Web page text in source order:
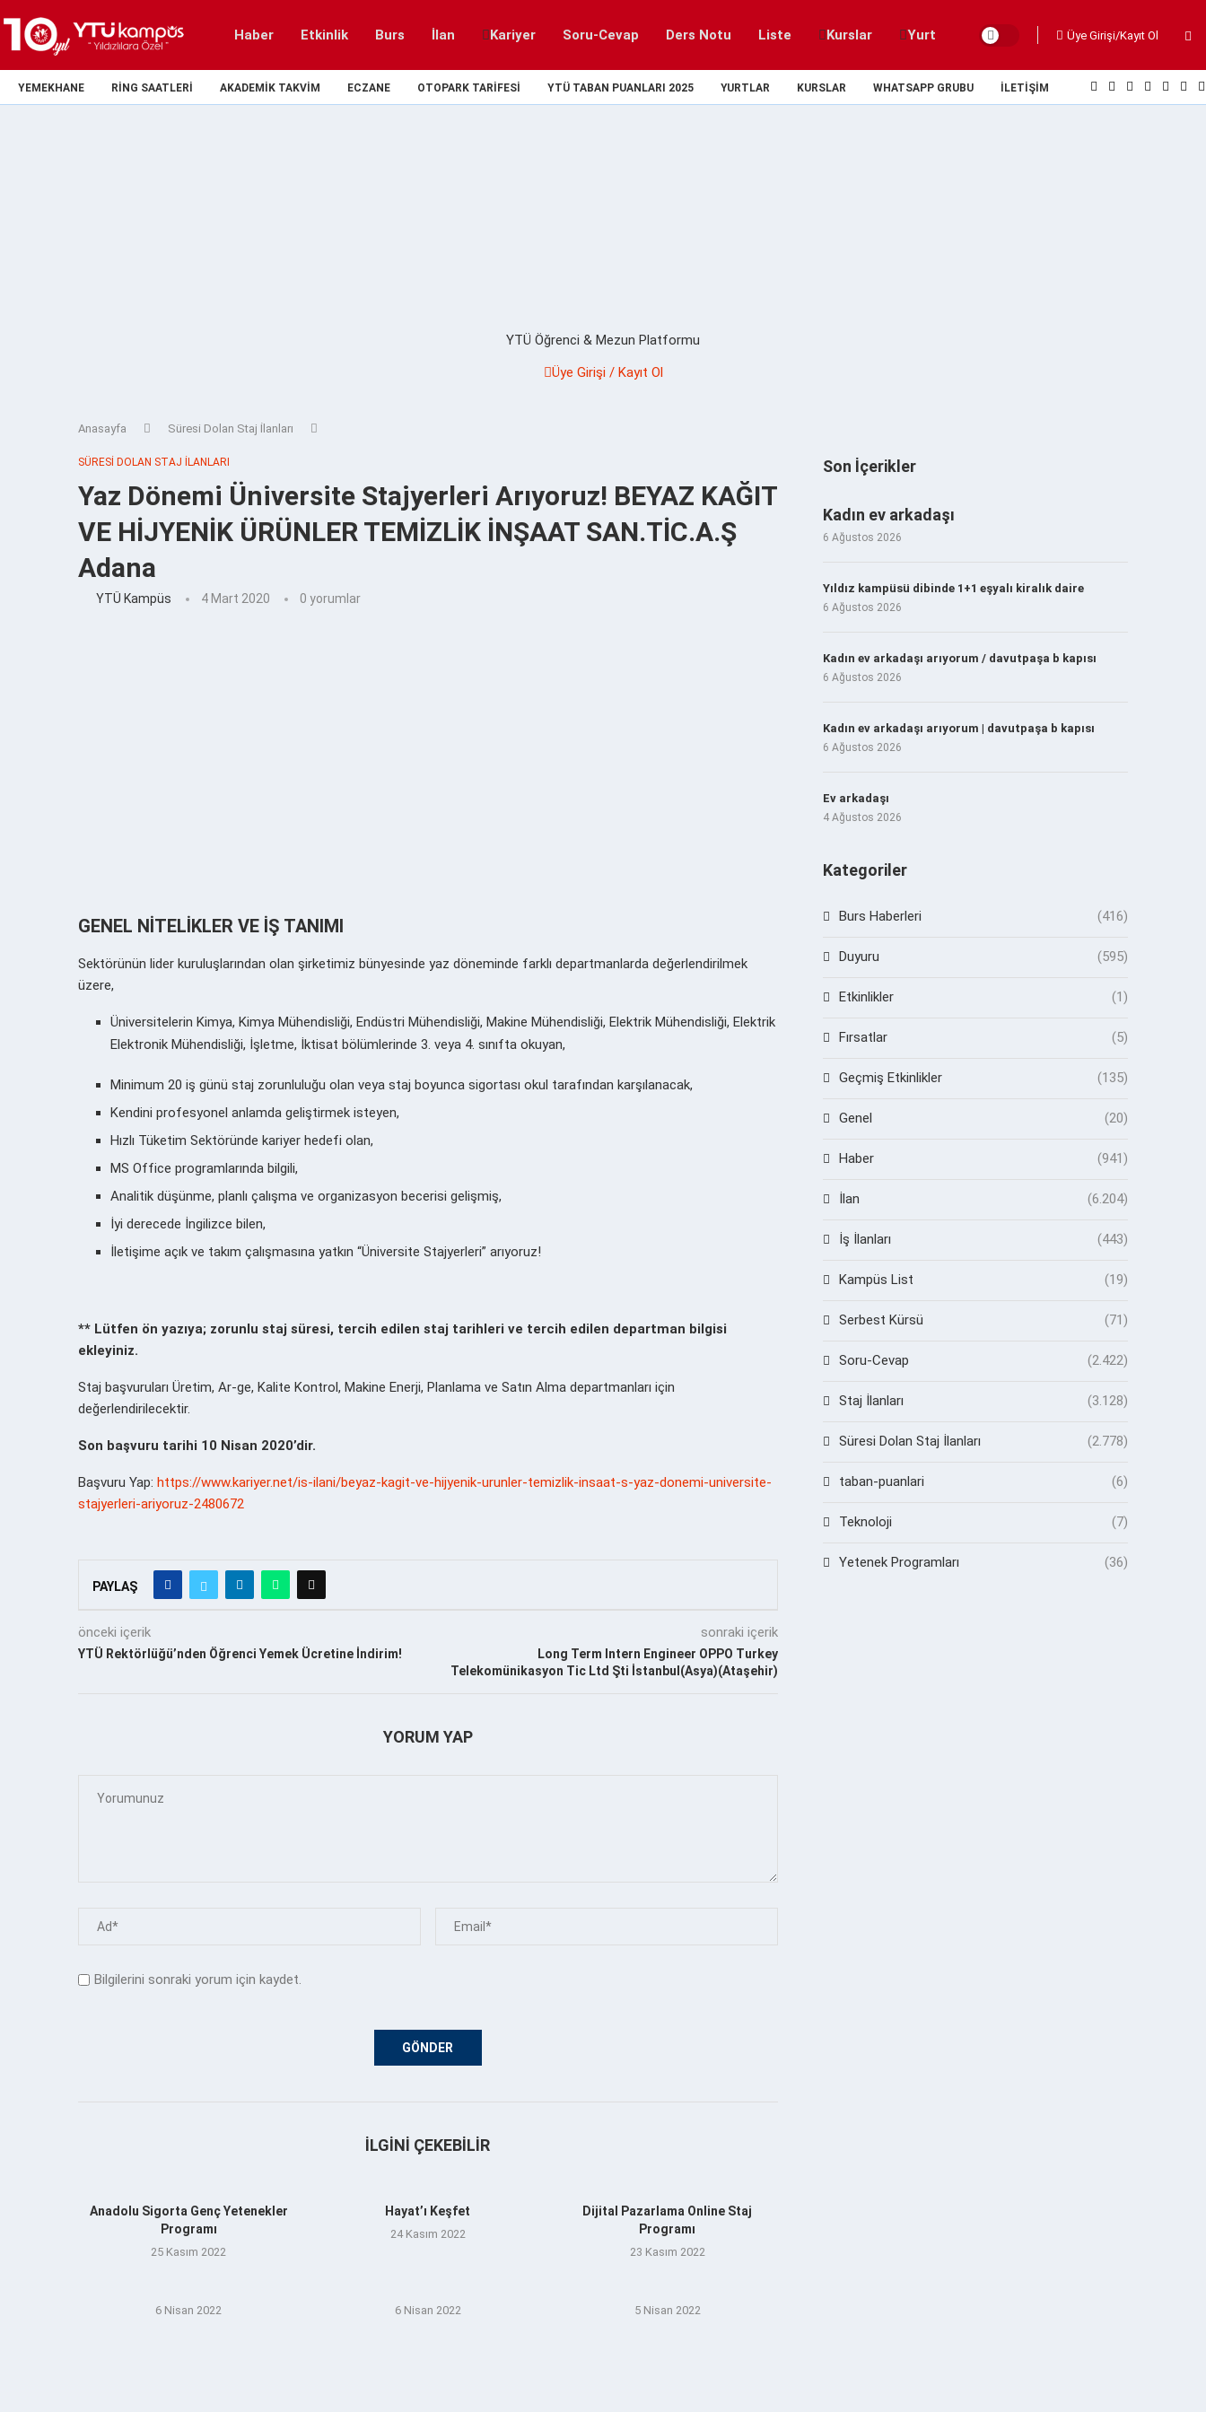
Haber Etkinlik Burs İlan Kariyer Soru-Cevap Ders Notu Liste Kurslar Yurt Üye Girişi/Kayıt Ol
YEMEKHANE RING SAATLERI AKADEMIK TAKVIM ECZANE OTOPARK TARIFESI YTÜ TABAN PUANLARI 2025 YURTLAR KURSLAR WHATSAPP GRUBU İLETIŞIM
YTÜ Öğrenci & Mezun Platformu
Üye Girişi / Kayıt Ol
Anasayfa Süresi Dolan Staj İlanları
SÜRESI DOLAN STAJ İLANLARI
Yaz Dönemi Üniversite Stajyerleri Arıyoruz! BEYAZ KAĞIT
VE HİJYENİK ÜRÜNLER TEMİZLİK İNŞAAT SAN.TİC.A.Ş
Adana
YTÜ Kampüs 4 Mart 2020 0 yorumlar
GENEL NİTELİKLER VE İŞ TANIMI
Sektörünün lider kuruluşlarından olan şirketimiz bünyesinde yaz döneminde farklı departmanlarda değerlendirilmek
üzere,
Üniversitelerin Kimya, Kimya Mühendisliği, Endüstri Mühendisliği, Makine Mühendisliği, Elektrik Mühendisliği, Elektrik
Elektronik Mühendisliği, İşletme, İktisat bölümlerinde 3. veya 4. sınıfta okuyan,
Minimum 20 iş günü staj zorunluluğu olan veya staj boyunca sigortası okul tarafından karşılanacak,
Kendini profesyonel anlamda geliştirmek isteyen,
Hızlı Tüketim Sektöründe kariyer hedefi olan,
MS Office programlarında bilgili,
Analitik düşünme, planlı çalışma ve organizasyon becerisi gelişmiş,
İyi derecede İngilizce bilen,
İletişime açık ve takım çalışmasına yatkın “Üniversite Stajyerleri” arıyoruz!
** Lütfen ön yazıya; zorunlu staj süresi, tercih edilen staj tarihleri ve tercih edilen departman bilgisi
ekleyiniz.
Staj başvuruları Üretim, Ar-ge, Kalite Kontrol, Makine Enerji, Planlama ve Satın Alma departmanları için
değerlendirilecektir.
Son başvuru tarihi 10 Nisan 2020’dir.
Başvuru Yap: https://www.kariyer.net/is-ilani/beyaz-kagit-ve-hijyenik-urunler-temizlik-insaat-s-yaz-donemi-universite-
stajyerleri-ariyoruz-2480672
PAYLAŞ
önceki içerik
YTÜ Rektörlüğü’nden Öğrenci Yemek Ücretine İndirim!
sonraki içerik
Long Term Intern Engineer OPPO Turkey
Telekomünikasyon Tic Ltd Şti İstanbul(Asya)(Ataşehir)
YORUM YAP
Bilgilerini sonraki yorum için kaydet.
İLGINI ÇEKEBILIR
Anadolu Sigorta Genç Yetenekler
Programı
25 Kasım 2022
Hayat’ı Keşfet
24 Kasım 2022
Dijital Pazarlama Online Staj
Programı
23 Kasım 2022
6 Nisan 2022 6 Nisan 2022 5 Nisan 2022
Son İçerikler
Kadın ev arkadaşı
6 Ağustos 2026
Yıldız kampüsü dibinde 1+1 eşyalı kiralık daire
6 Ağustos 2026
Kadın ev arkadaşı arıyorum / davutpaşa b kapısı
6 Ağustos 2026
Kadın ev arkadaşı arıyorum | davutpaşa b kapısı
6 Ağustos 2026
Ev arkadaşı
4 Ağustos 2026
Kategoriler
Burs Haberleri (416)
Duyuru (595)
Etkinlikler (1)
Fırsatlar (5)
Geçmiş Etkinlikler (135)
Genel (20)
Haber (941)
İlan (6.204)
İş İlanları (443)
Kampüs List (19)
Serbest Kürsü (71)
Soru-Cevap (2.422)
Staj İlanları (3.128)
Süresi Dolan Staj İlanları (2.778)
taban-puanlari (6)
Teknoloji (7)
Yetenek Programları (36)